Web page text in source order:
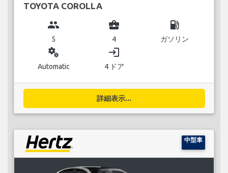
TOYOTA COROLLA
group
5
business_center
4
local_gas_station
ガソリン
miscellaneous_services
Automatic
login
4 ドア
詳細表示...
中型車